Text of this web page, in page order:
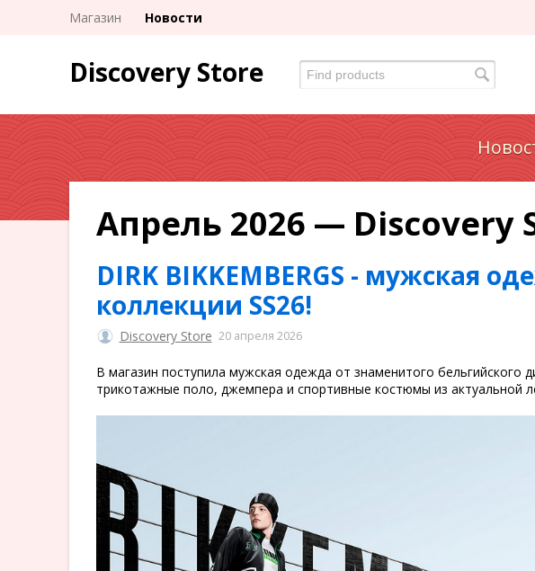
Магазин Новости
Discovery Store
Апрель 2026 — Discovery
DIRK BIKKEMBERGS - мужская
коллекции SS26!
Discovery Store 20 апреля 2026
В магазин поступила мужская одежда от знаменитого бельгийского
трикотажные поло, джемпера и спортивные костюмы из актуальной